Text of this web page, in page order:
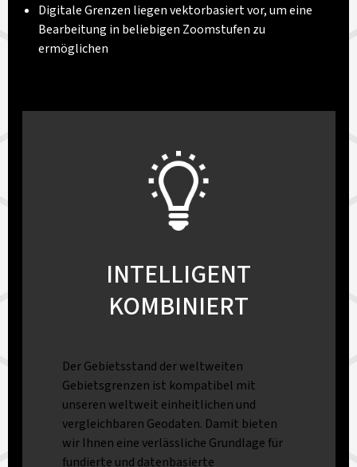
Digitale Grenzen liegen vektorbasiert vor, um eine
Bearbeitung in beliebigen Zoomstufen zu
ermöglichen
INTELLIGENT
KOMBINIERT
Der Gebietsstand der weltweiten
Gebietsgrenzen ist kompatibel mit
unseren weltweit einheitlichen und
vergleichbaren Geodaten. Damit bieten
wir Ihnen eine verlässliche Grundlage für
fundierte und datenbasierte